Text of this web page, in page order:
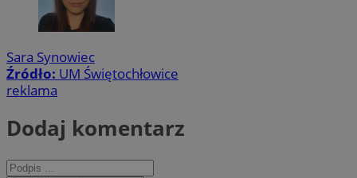
Sara Synowiec
Źródło: UM Świętochłowice
reklama
Dodaj komentarz